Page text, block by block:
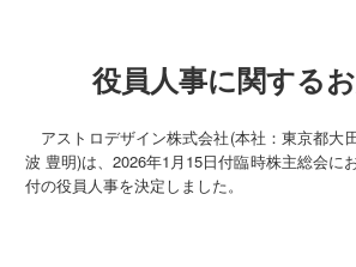
役員人事に関する
アストロデザイン株式会社(本社：東京都大
波 豊明)は、2026年1月15日付臨時株主総会に
付の役員人事を決定しました。